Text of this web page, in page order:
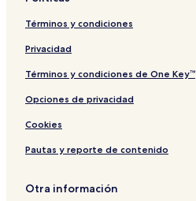
i
g
h
t
&
b
v
e
u
s
e
Términos y condiciones
Privacidad
Términos y condiciones de One Key™
Opciones de privacidad
Cookies
Pautas y reporte de contenido
Otra información